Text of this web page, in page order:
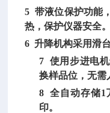
5 带液位保护功能
热，保护仪器安全。
6 升降机构采用滑
7 使用步进电
换样品位，无需
8 全自动存储1
印。